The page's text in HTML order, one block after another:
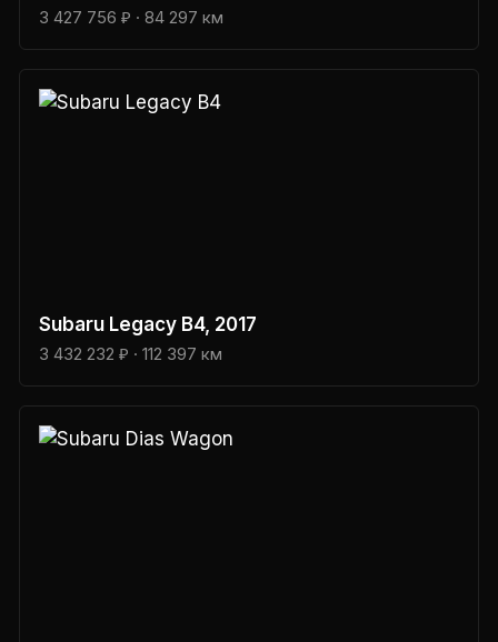
3 427 756 ₽ · 84 297 км
Subaru Legacy B4, 2017
3 432 232 ₽ · 112 397 км